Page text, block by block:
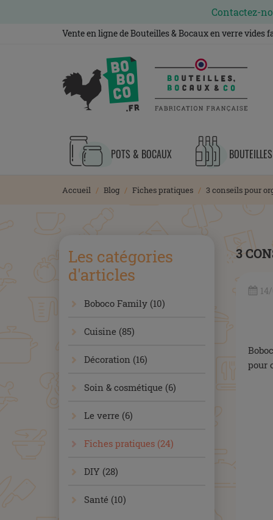
Contactez-
Vente en ligne de Bouteilles & Bocaux en verre vides
POTS & BOCAUX BOUTEILLES
Accueil Blog Fiches pratiques 3 conseils pour
Les catégories
d'articles
Boboco Family (10)
Cuisine (85)
Décoration (16)
Soin & cosmétique (6)
Le verre (6)
Fiches pratiques (24)
DIY (28)
Santé (10)
3
pour